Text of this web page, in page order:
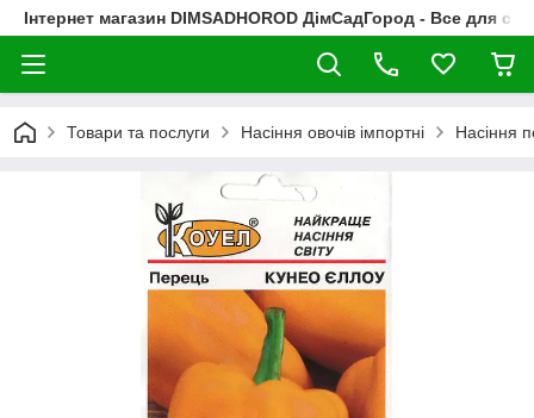
Інтернет магазин DIMSADHOROD ДімСадГород - Все для
Товари та послуги Насіння овочів імпортні Насіння